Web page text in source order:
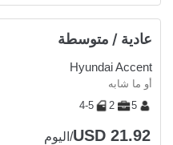
عادية / متوسطة
Hyundai Accent
أو ما شابه
5
2
4-5
USD 21.92/اليوم